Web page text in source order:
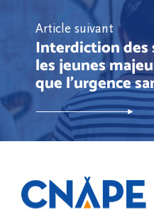
Article suivant
Interdiction des
les jeunes
que l'urgence